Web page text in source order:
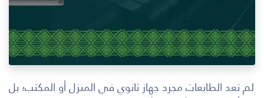
لم تعد الطابعات مجرد جهاز ثانوي في المنزل أو المكتب؛ بل